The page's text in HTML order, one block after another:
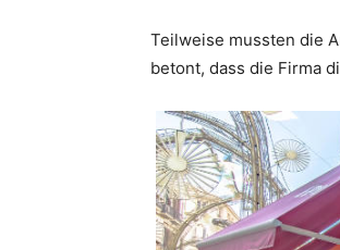
Teilweise mussten die
betont, dass die Firma